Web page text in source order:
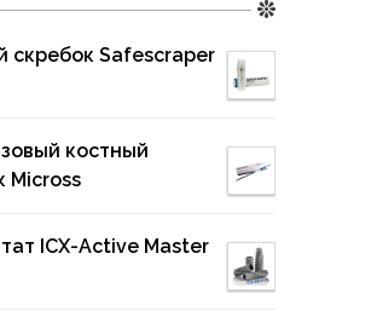
скребок Safescraper
костный
Micross
ICX-Active Master